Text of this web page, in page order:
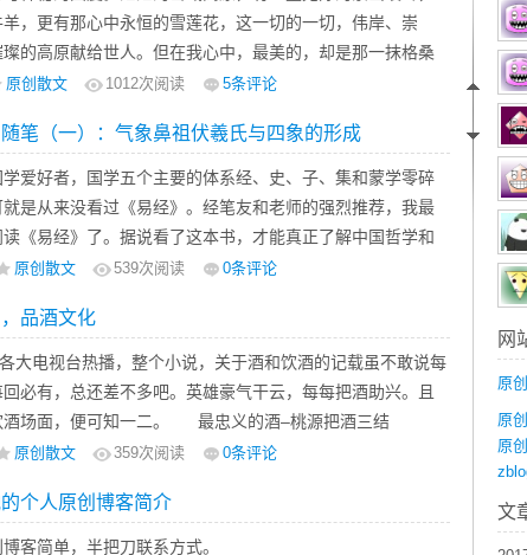
，更有那心中永恒的雪莲花，这一切的一切，伟岸、崇
的高原献给世人。但在我心中，最美的，却是那一抹格桑
姿绰约，悄悄于风中摇曳。而你，恰是我心中的那抹格桑
浅歌；那一丝清风，在为你低吟呢喃。不谙世事的我，初
见到了心中那梦寐以求的格桑花，美丽、大方，不屈不挠、
花的低调与幸福，于那一刻，种在了我心里！
原创散文 1012次阅读 5条评论
笔（一）：气象鼻祖伏羲氏与四象的形成
好者，国学五个主要的体系经、史、子、集和蒙学零碎
是从来没看过《易经》。经笔友和老师的强烈推荐，我最
《易经》了。据说看了这本书，才能真正了解中国哲学和
它是“群经之首，大道之源”……
原创散文 539次阅读 0条评论
品酒文化
电视台热播，整个小说，关于酒和饮酒的记载虽不敢说每
必有，总还差不多吧。英雄豪气干云，每每把酒助兴。且
酒场面，便可知一二。 最忠义的酒–桃源把酒三结
，刘关张三人结为异姓兄弟，在桃园宣誓结义。祭罢天地，
豪情。醉罢，就一齐建功立业去了。...
原创散文 359次阅读 0条评论
个人原创博客简介
客简单，半把刀联系方式。
网
原
原
原
文